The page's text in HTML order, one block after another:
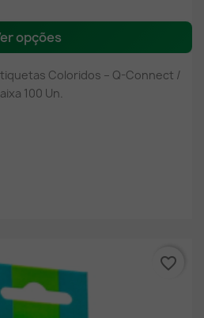
opções
Coloridos – Q-Connect /
100 Un.
favorite_border